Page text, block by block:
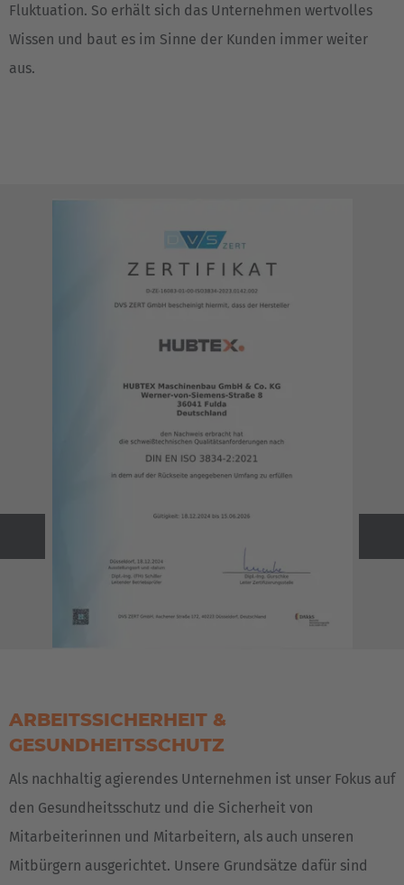
Česká republika
Español
Nederlands
Österreich
Türkiye
Türkçe
Fluktuation. So erhält sich das Unternehmen wertvolles
Wissen und baut es im Sinne der Kunden immer weiter
aus.
ARBEITSSICHERHEIT &
GESUNDHEITSSCHUTZ
Als nachhaltig agierendes Unternehmen ist unser Fokus auf
den Gesundheitsschutz und die Sicherheit von
Mitarbeiterinnen und Mitarbeitern, als auch unseren
Mitbürgern ausgerichtet. Unsere Grundsätze dafür sind